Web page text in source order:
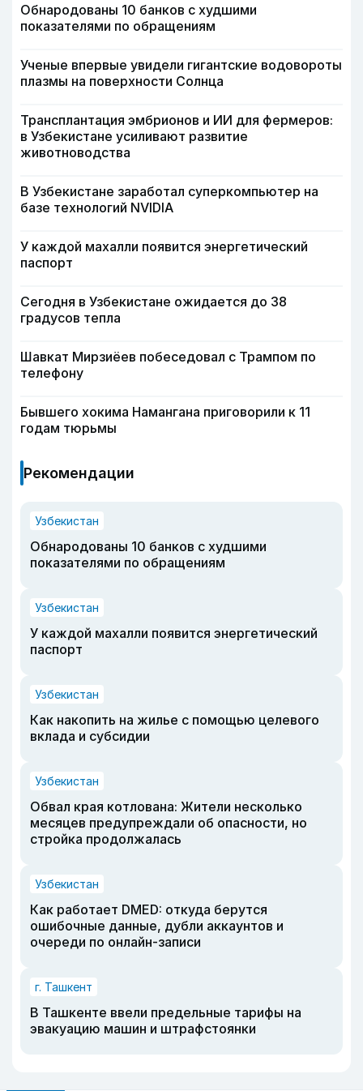
Обнародованы 10 банков с худшими
показателями по обращениям
Ученые впервые увидели гигантские водовороты
плазмы на поверхности Солнца
Трансплантация эмбрионов и ИИ для фермеров:
в Узбекистане усиливают развитие
животноводства
В Узбекистане заработал суперкомпьютер на
базе технологий NVIDIA
У каждой махалли появится энергетический
паспорт
Сегодня в Узбекистане ожидается до 38
градусов тепла
Шавкат Мирзиёев побеседовал с Трампом по
телефону
Бывшего хокима Намангана приговорили к 11
годам тюрьмы
Рекомендации
Узбекистан
Обнародованы 10 банков с худшими
показателями по обращениям
Узбекистан
У каждой махалли появится энергетический
паспорт
Узбекистан
Как накопить на жилье с помощью целевого
вклада и субсидии
Узбекистан
Обвал края котлована: Жители несколько
месяцев предупреждали об опасности, но
стройка продолжалась
Узбекистан
Как работает DMED: откуда берутся
ошибочные данные, дубли аккаунтов и
очереди по онлайн-записи
г. Ташкент
В Ташкенте ввели предельные тарифы на
эвакуацию машин и штрафстоянки